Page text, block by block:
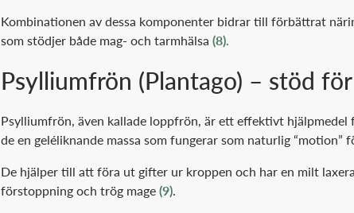
Kombinationen av dessa komponenter bidrar till förbättrat
som stödjer både mag- och tarmhälsa (8).
Psylliumfrön (Plantago) – stöd
Psylliumfrön, även kallade loppfrön, är ett effektivt
de en geléliknande massa som fungerar som naturlig “motion”
De hjälper till att föra ut gifter ur kroppen och har en milt
förstoppning och trög mage(9).